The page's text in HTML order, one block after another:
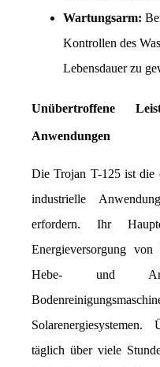
Wartungsarm:
Kontrollen des
Lebensdauer zu
Unübertroffene
Anwendungen
Die Trojan T-125 ist die
industrielle
erfordern. Ihr
Energieversorgung von
Hebe- und
täglich über viele